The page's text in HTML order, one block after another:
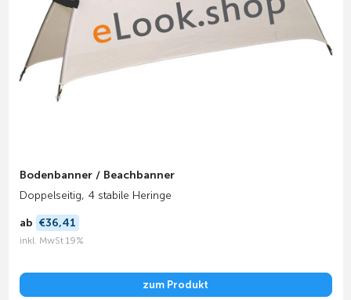
Bodenbanner / Beachbanner
Doppelseitig, 4 stabile Heringe
ab €36,41
inkl. MwSt 19%
zum Produkt